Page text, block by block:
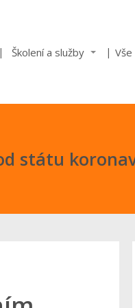
Školení a služby
státu